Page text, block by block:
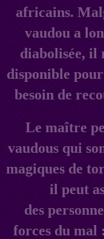
africains.
vaudou a
diabolisée, il
disponible
besoin de
Le maître
vaudous qui
magiques de
il peut
des
forces du mal